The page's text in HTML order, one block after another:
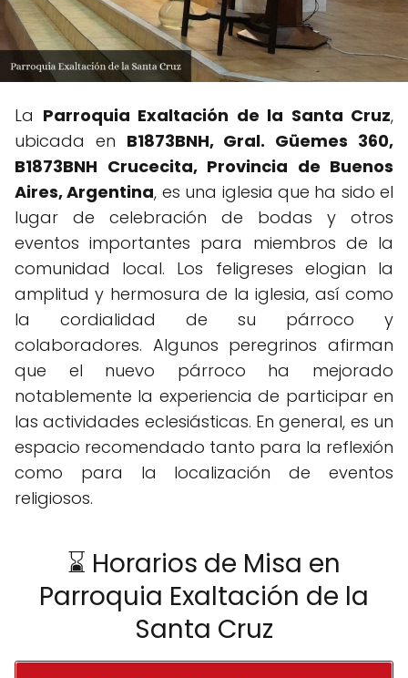
La Parroquia Exaltación de la Santa Cruz,
ubicada en B1873BNH, Gral. Güemes 360,
B1873BNH Crucecita, Provincia de Buenos
Aires, Argentina, es una iglesia que ha sido el
lugar de celebración de bodas y otros
eventos importantes para miembros de la
comunidad local. Los feligreses elogian la
amplitud y hermosura de la iglesia, así como
la cordialidad de su párroco y
colaboradores. Algunos peregrinos afirman
que el nuevo párroco ha mejorado
notablemente la experiencia de participar en
las actividades eclesiásticas. En general, es un
espacio recomendado tanto para la reflexión
como para la localización de eventos
religiosos.
⌛ Horarios de Misa en
Parroquia Exaltación de la
Santa Cruz